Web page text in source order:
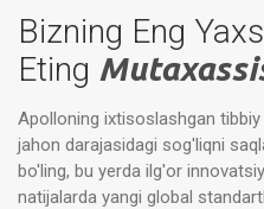
Bizning Eng
Eting
Apolloning ixtisoslashgan
jahon darajasidagi sog'liqni
bo'ling, bu yerda ilg'or
natijalarda yangi global